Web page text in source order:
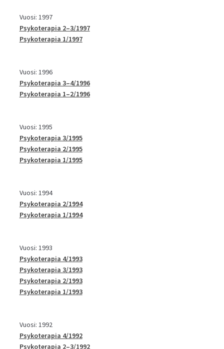
Vuosi: 1997
Psykoterapia 2–3/1997
Psykoterapia 1/1997
Vuosi: 1996
Psykoterapia 3–4/1996
Psykoterapia 1–2/1996
Vuosi: 1995
Psykoterapia 3/1995
Psykoterapia 2/1995
Psykoterapia 1/1995
Vuosi: 1994
Psykoterapia 2/1994
Psykoterapia 1/1994
Vuosi: 1993
Psykoterapia 4/1993
Psykoterapia 3/1993
Psykoterapia 2/1993
Psykoterapia 1/1993
Vuosi: 1992
Psykoterapia 4/1992
Psykoterapia 2–3/1992